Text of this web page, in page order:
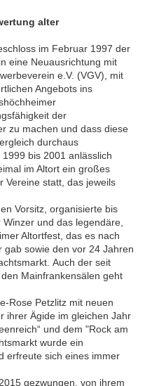
alter
im Februar 1997 der
eine Neuausrichtung mit
e.V. (VGV), mit
Angebots ins
der
zu machen und dass diese
durchaus
bis 2001 anlässlich
im Altort ein großes
Vereine statt, das jeweils
Vorsitz, organisierte bis
und das legendäre,
Altortfest, das es nach
gab sowie den vor 24 Jahren
Auch der seit
Mainfrankensälen geht
Rose Petzlitz mit neuen
ihrer Ägide im gleichen Jahr
und dem "Rock am
wurde ein
erfreute sich eines immer
gezwungen, von ihrem